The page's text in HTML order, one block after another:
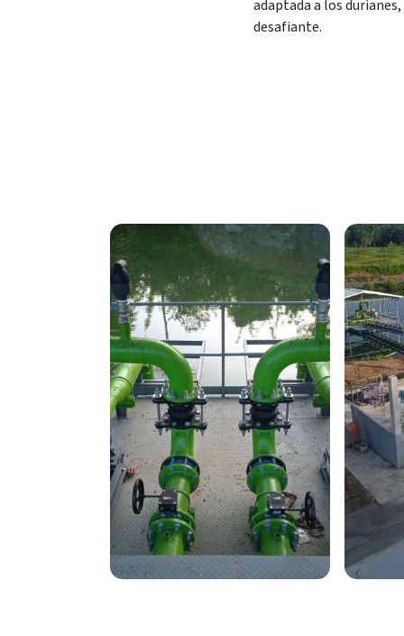
adaptada a los
desafiante.